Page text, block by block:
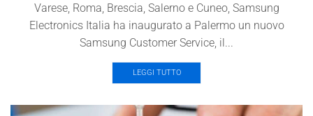
Varese, Roma, Brescia, Salerno e Cuneo, Samsung
Electronics Italia ha inaugurato a Palermo un nuovo
Samsung Customer Service, il...
LEGGI TUTTO